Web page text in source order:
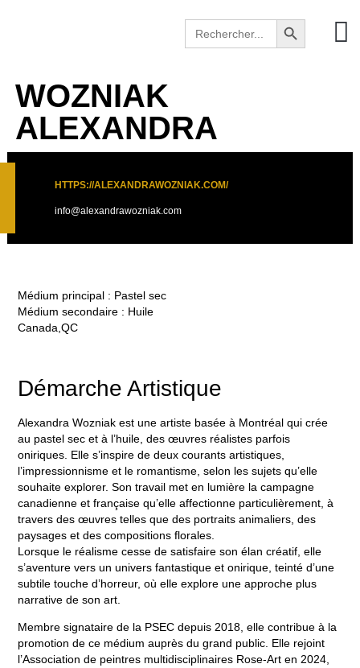
Search
for:
Search Button
WOZNIAK
ALEXANDRA
HTTPS://ALEXANDRAWOZNIAK.COM/
info@alexandrawozniak.com
Médium principal : Pastel sec
Médium secondaire : Huile
Canada,QC
Démarche Artistique
Alexandra Wozniak est une artiste basée à Montréal qui crée
au pastel sec et à l’huile, des œuvres réalistes parfois
oniriques. Elle s’inspire de deux courants artistiques,
l’impressionnisme et le romantisme, selon les sujets qu’elle
souhaite explorer. Son travail met en lumière la campagne
canadienne et française qu’elle affectionne particulièrement, à
travers des œuvres telles que des portraits animaliers, des
paysages et des compositions florales.
Lorsque le réalisme cesse de satisfaire son élan créatif, elle
s’aventure vers un univers fantastique et onirique, teinté d’une
subtile touche d’horreur, où elle explore une approche plus
narrative de son art.
Membre signataire de la PSEC depuis 2018, elle contribue à la
promotion de ce médium auprès du grand public. Elle rejoint
l’Association de peintres multidisciplinaires Rose-Art en 2024,